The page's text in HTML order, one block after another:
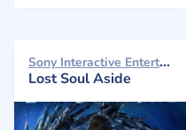
Sony Interactive Entertainment 2025
Lost Soul Aside